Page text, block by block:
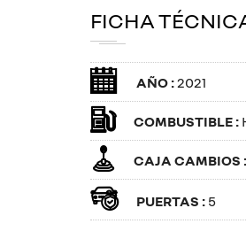
FICHA
AÑO :2021
COMBUSTIBLE :
CAJA CAMBIOS :
PUERTAS : 5